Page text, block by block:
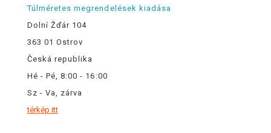
Túlméretes megrendelések kiadása
Dolní Žďár 104
363 01 Ostrov
Česká republika
Hé - Pé, 8:00 - 16:00
Sz - Va, zárva
térkép itt